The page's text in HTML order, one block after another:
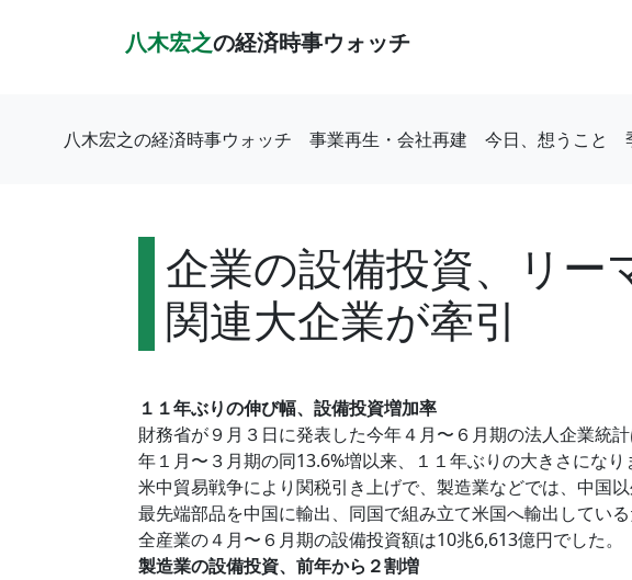
八木宏之の経済時事ウォッチ
八木宏之の経済時事ウォッチ 事業再生・会社再建 今日、想うこと
企業の設備投資、リー
関連大企業が牽引
１１年ぶりの伸び幅、設備投資増加率
財務省が９月３日に発表した今年４月〜６月期の法人企業統
年１月〜３月期の同13.6%増以来、１１年ぶりの大きさになり
米中貿易戦争により関税引き上げで、製造業などでは、中国
最先端部品を中国に輸出、同国で組み立て米国へ輸出してい
全産業の４月〜６月期の設備投資額は10兆6,613億円でした。
製造業の設備投資、前年から２割増